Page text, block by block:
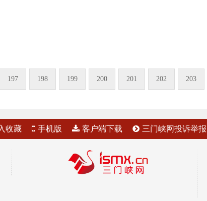
197 198 199 200 201 202 203
收藏 手机版 客户端下载 三门峡网投诉举